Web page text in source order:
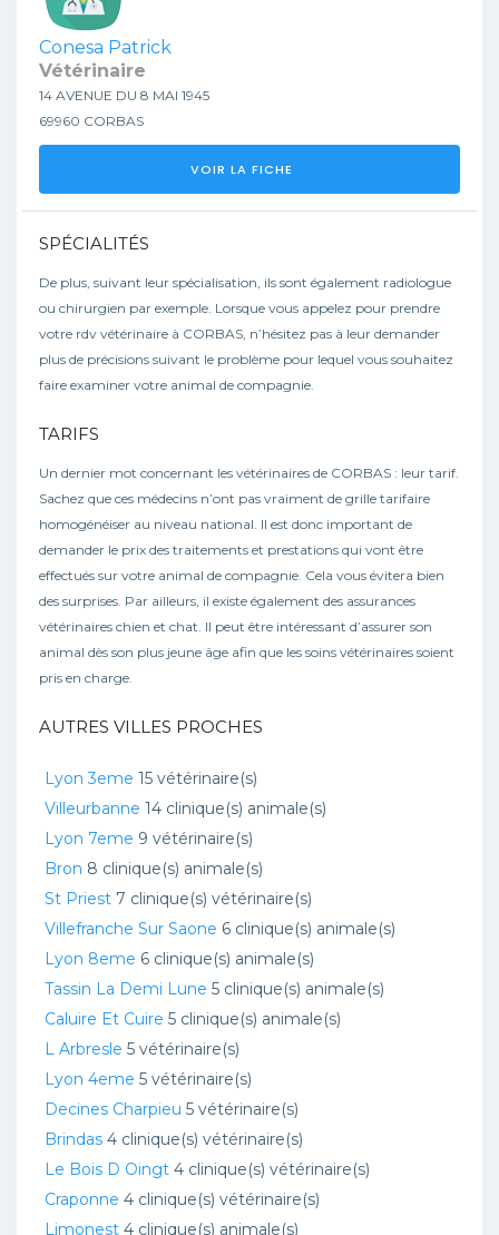
Conesa Patrick
Vétérinaire
14 AVENUE DU 8 MAI 1945
69960 CORBAS
VOIR LA FICHE
SPÉCIALITÉS
De plus, suivant leur spécialisation, ils sont également radiologue
ou chirurgien par exemple. Lorsque vous appelez pour prendre
votre rdv vétérinaire à CORBAS, n’hésitez pas à leur demander
plus de précisions suivant le problème pour lequel vous souhaitez
faire examiner votre animal de compagnie.
TARIFS
Un dernier mot concernant les vétérinaires de CORBAS : leur tarif.
Sachez que ces médecins n’ont pas vraiment de grille tarifaire
homogénéiser au niveau national. Il est donc important de
demander le prix des traitements et prestations qui vont être
effectués sur votre animal de compagnie. Cela vous évitera bien
des surprises. Par ailleurs, il existe également des assurances
vétérinaires chien et chat. Il peut être intéressant d’assurer son
animal dès son plus jeune âge afin que les soins vétérinaires soient
pris en charge.
AUTRES VILLES PROCHES
Lyon 3eme 15 vétérinaire(s)
Villeurbanne 14 clinique(s) animale(s)
Lyon 7eme 9 vétérinaire(s)
Bron 8 clinique(s) animale(s)
St Priest 7 clinique(s) vétérinaire(s)
Villefranche Sur Saone 6 clinique(s) animale(s)
Lyon 8eme 6 clinique(s) animale(s)
Tassin La Demi Lune 5 clinique(s) animale(s)
Caluire Et Cuire 5 clinique(s) animale(s)
L Arbresle 5 vétérinaire(s)
Lyon 4eme 5 vétérinaire(s)
Decines Charpieu 5 vétérinaire(s)
Brindas 4 clinique(s) vétérinaire(s)
Le Bois D Oingt 4 clinique(s) vétérinaire(s)
Craponne 4 clinique(s) vétérinaire(s)
Limonest 4 clinique(s) animale(s)